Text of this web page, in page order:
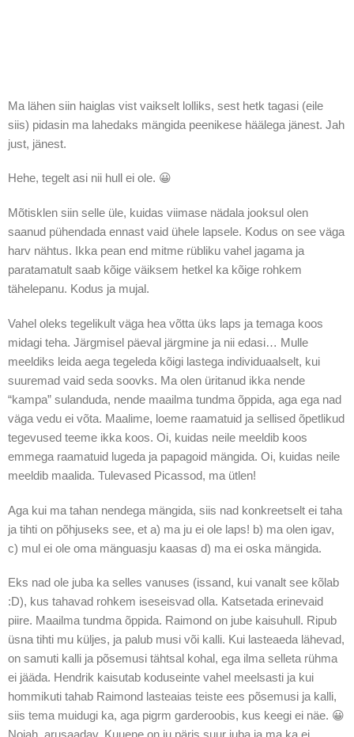
Ma lähen siin haiglas vist vaikselt lolliks, sest hetk tagasi (eile
siis) pidasin ma lahedaks mängida peenikese häälega jänest. Jah
just, jänest.
Hehe, tegelt asi nii hull ei ole. 😀
Mõtisklen siin selle üle, kuidas viimase nädala jooksul olen
saanud pühendada ennast vaid ühele lapsele. Kodus on see väga
harv nähtus. Ikka pean end mitme rübliku vahel jagama ja
paratamatult saab kõige väiksem hetkel ka kõige rohkem
tähelepanu. Kodus ja mujal.
Vahel oleks tegelikult väga hea võtta üks laps ja temaga koos
midagi teha. Järgmisel päeval järgmine ja nii edasi… Mulle
meeldiks leida aega tegeleda kõigi lastega individuaalselt, kui
suuremad vaid seda soovks. Ma olen üritanud ikka nende
“kampa” sulanduda, nende maailma tundma õppida, aga ega nad
väga vedu ei võta. Maalime, loeme raamatuid ja sellised õpetlikud
tegevused teeme ikka koos. Oi, kuidas neile meeldib koos
emmega raamatuid lugeda ja papagoid mängida. Oi, kuidas neile
meeldib maalida. Tulevased Picassod, ma ütlen!
Aga kui ma tahan nendega mängida, siis nad konkreetselt ei taha
ja tihti on põhjuseks see, et a) ma ju ei ole laps! b) ma olen igav,
c) mul ei ole oma mänguasju kaasas d) ma ei oska mängida.
Eks nad ole juba ka selles vanuses (issand, kui vanalt see kõlab
:D), kus tahavad rohkem iseseisvad olla. Katsetada erinevaid
piire. Maailma tundma õppida. Raimond on jube kaisuhull. Ripub
üsna tihti mu küljes, ja palub musi või kalli. Kui lasteaeda lähevad,
on samuti kalli ja põsemusi tähtsal kohal, ega ilma selleta rühma
ei jääda. Hendrik kaisutab koduseinte vahel meelsasti ja kui
hommikuti tahab Raimond lasteaias teiste ees põsemusi ja kalli,
siis tema muidugi ka, aga pigrm garderoobis, kus keegi ei näe. 😀